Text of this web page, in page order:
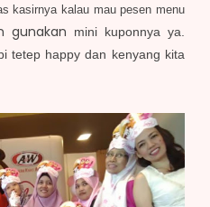
kasirnyakalau mau pesen menu
gunakan
mini kuponnya ya.
tetep happy dan kenyang kita